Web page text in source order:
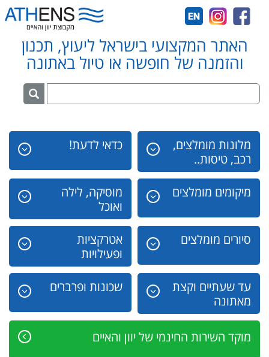
האתר המקצועי בישראל ליעוץ, תכנון
והזמנה של חופשה או טיול באתונה
מלונות מומלצים,
רכב, טיסות..
כדאי לדעת!
מיקומים מומלצים
מוסיקה, לילה
ואוכל
סיורים מומלצים
אטרקציות
ופעילויות
עד שעתיים וקצת
מאתונה
שכונות ופרברים
מוקד השירות החינמי של יוון והאיים